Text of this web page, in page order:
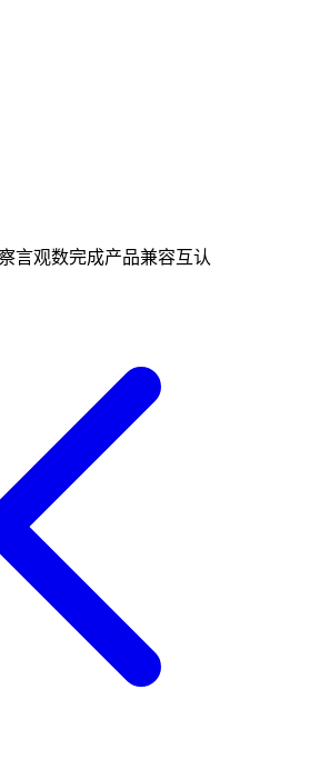
言观数完成产品兼容互认